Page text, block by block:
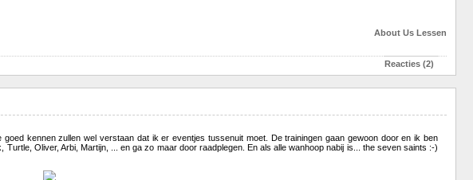
About Us Lessen
Reacties (2)
kennen zullen wel verstaan dat ik er eventjes tussenuit moet. De trainingen gaan gewoon door en ik ben
Oliver, Arbi, Martijn, ... en ga zo maar door raadplegen. En als alle wanhoop nabij is... the seven saints :-)